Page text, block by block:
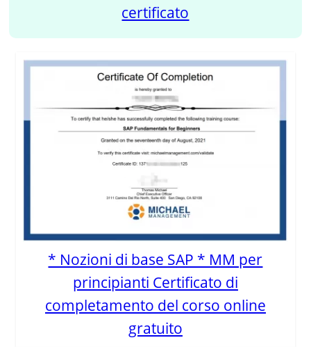
certificato
* Nozioni di base SAP * MM per
principianti Certificato di
completamento del corso online
gratuito